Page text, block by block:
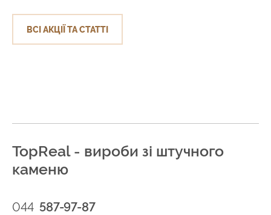
ВСІ АКЦІЇ ТА СТАТТІ
TopReal - вироби зі штучного
каменю
044 587-97-87